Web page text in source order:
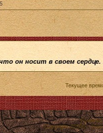
он носит в своем сердце.
Текущее
Powered
Copyright ©2000 -